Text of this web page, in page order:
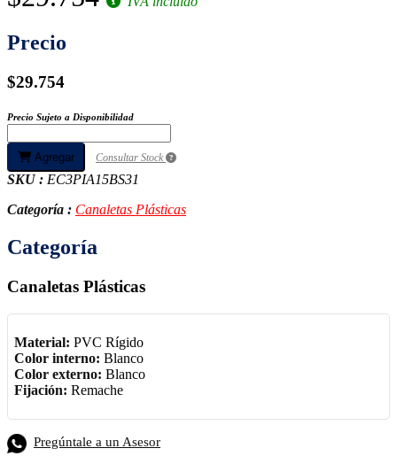
Precio
$29.754
Precio Sujeto a Disponibilidad
Agregar Consultar Stock
SKU : EC3PIA15BS31
Categoría : Canaletas Plásticas
Categoría
Canaletas Plásticas
Material: PVC Rígido
Color interno: Blanco
Color externo: Blanco
Fijación: Remache
Pregúntale a un Asesor